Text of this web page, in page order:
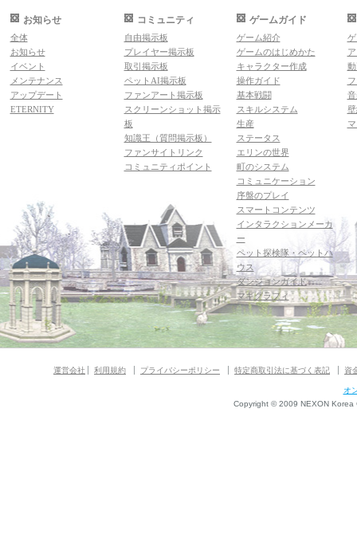
お知らせ
全体
お知らせ
イベント
メンテナンス
アップデート
ETERNITY
コミュニティ
自由掲示板
プレイヤー掲示板
取引掲示板
ペットAI掲示板
ファンアート掲示板
スクリーンショット掲示
板
知識王（質問掲示板）
ファンサイトリンク
コミュニティポイント
ゲームガイド
ゲーム紹介
ゲームのはじめかた
キャラクター作成
操作ガイド
基本戦闘
スキルシステム
生産
ステータス
エリンの世界
町のシステム
コミュニケーション
序盤のプレイ
スマートコンテンツ
インタラクションメーカ
ー
ペット探検隊・ペットハ
ウス
ダンジョンガイド
マギグラフィ
運営会社 利用規約 プライバシーポリシー 特定商取引法に基づく表記 資
オ
Copyright © 2009 NEXON Korea